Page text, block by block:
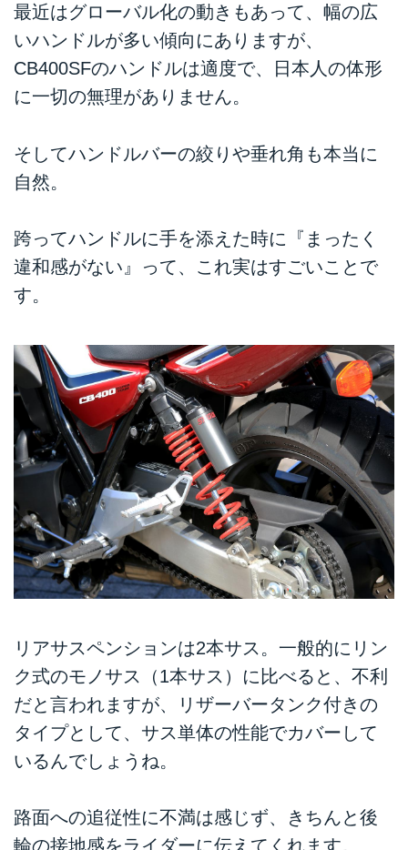
最近はグローバル化の動きもあって、幅の広
いハンドルが多い傾向にありますが、
CB400SFのハンドルは適度で、日本人の体形
に一切の無理がありません。
そしてハンドルバーの絞りや垂れ角も本当に
自然。
跨ってハンドルに手を添えた時に『まったく
違和感がない』って、これ実はすごいことで
す。
リアサスペンションは2本サス。一般的にリン
ク式のモノサス（1本サス）に比べると、不利
だと言われますが、リザーバータンク付きの
タイプとして、サス単体の性能でカバーして
いるんでしょうね。
路面への追従性に不満は感じず、きちんと後
輪の接地感をライダーに伝えてくれます。